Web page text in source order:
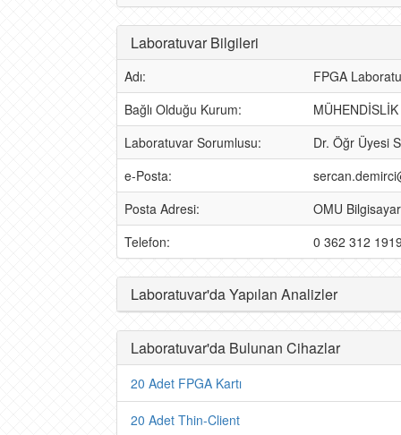
Laboratuvar Bilgileri
Adı:
FPGA
Bağlı Olduğu Kurum:
Laboratuvar Sorumlusu:
Dr. Öğr Üyesi
e-Posta:
Posta Adresi:
OMU
Telefon:
0 362 312
Laboratuvar'da Yapılan Analizler
Laboratuvar'da Bulunan Cihazlar
20 Adet FPGA Kartı
20 Adet Thin-Client